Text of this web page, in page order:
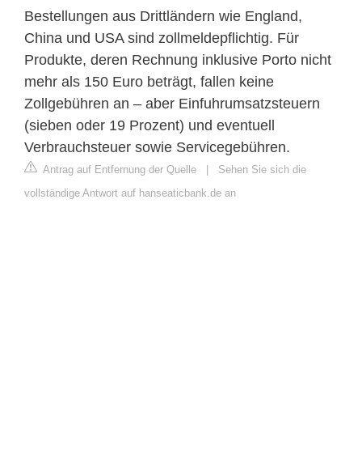
Bestellungen aus Drittländern wie England,
China und USA sind zollmeldepflichtig. Für
Produkte, deren Rechnung inklusive Porto nicht
mehr als 150 Euro beträgt, fallen keine
Zollgebühren an ‒ aber Einfuhrumsatzsteuern
(sieben oder 19 Prozent) und eventuell
Verbrauchsteuer sowie Servicegebühren.
Antrag auf Entfernung der Quelle
Sehen Sie sich die
vollständige Antwort auf hanseaticbank.de an